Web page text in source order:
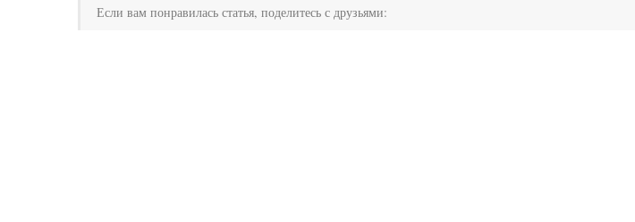
Если вам понравилась статья, поделитесь с друзьями: